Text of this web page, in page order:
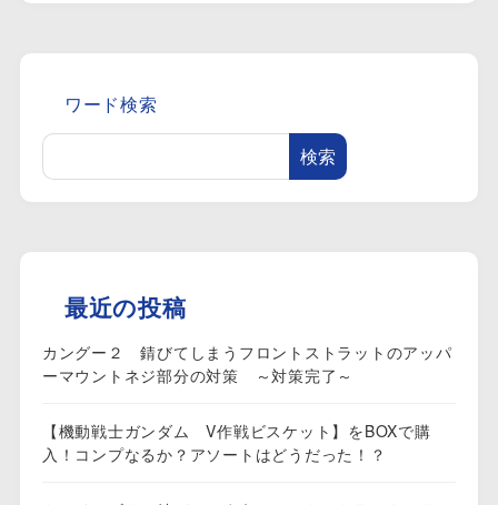
ワード検索
検索
最近の投稿
カングー２ 錆びてしまうフロントストラットのアッパ
ーマウントネジ部分の対策 ～対策完了～
【機動戦士ガンダム V作戦ビスケット】をBOXで購
入！コンプなるか？アソートはどうだった！？